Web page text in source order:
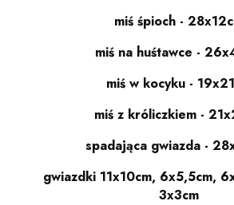
miś śpioch -
miś na huśtawce -
miś w kocyku -
miś z króliczkiem -
spadająca gwiazda -
gwiazdki 11x10cm, 6x5,5cm,
3x3cm